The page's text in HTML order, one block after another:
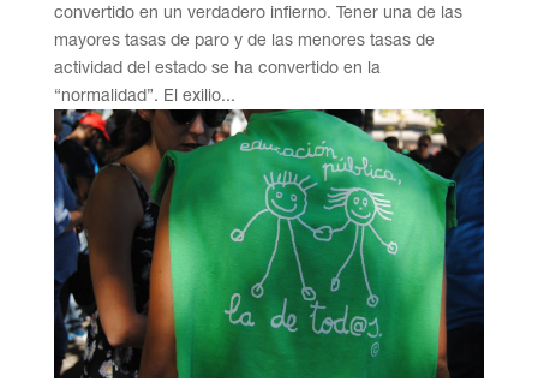
convertido en un verdadero infierno. Tener una de las
mayores tasas de paro y de las menores tasas de
actividad del estado se ha convertido en la
“normalidad”. El exilio...